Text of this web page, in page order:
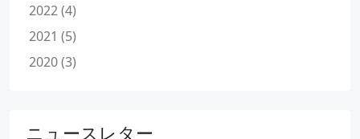
2022 (4)
2021 (5)
2020 (3)
ニュースレター